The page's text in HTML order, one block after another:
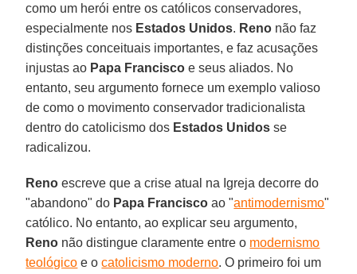
como um herói entre os católicos conservadores,
especialmente nos Estados Unidos. Reno não faz
distinções conceituais importantes, e faz acusações
injustas ao Papa Francisco e seus aliados. No
entanto, seu argumento fornece um exemplo valioso
de como o movimento conservador tradicionalista
dentro do catolicismo dos Estados Unidos se
radicalizou.
Reno escreve que a crise atual na Igreja decorre do
"abandono" do Papa Francisco ao "antimodernismo"
católico. No entanto, ao explicar seu argumento,
Reno não distingue claramente entre o modernismo
teológico e ocatolicismo moderno. O primeiro foi um